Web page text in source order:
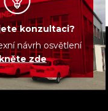
konzultaci?
návrh osvětlení
zde